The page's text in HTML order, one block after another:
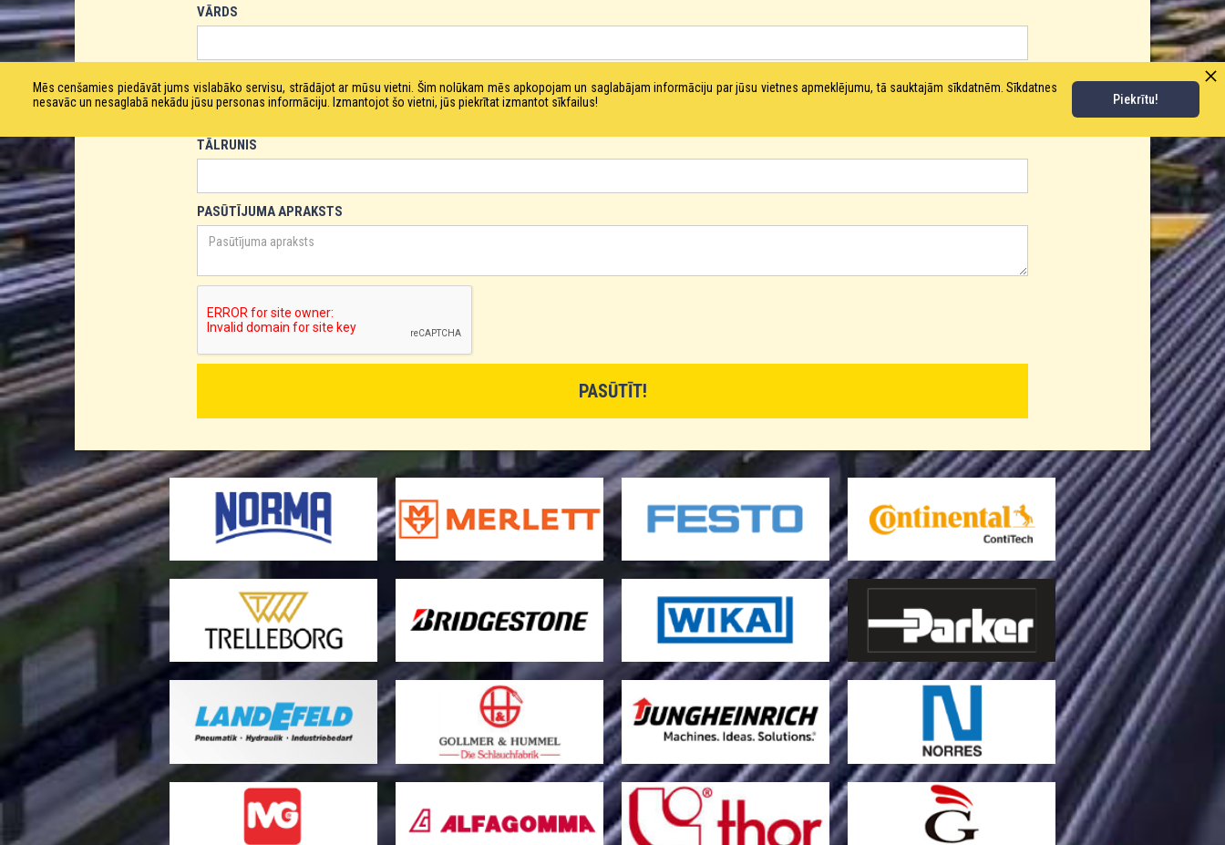
VĀRDS
E-PASTS
TĀLRUNIS
PASŪTĪJUMA APRAKSTS
Mēs cenšamies piedāvāt jums vislabāko servisu, strādājot ar mūsu vietni. Šim nolūkam mēs apkopojam un saglabājam informāciju par jūsu vietnes apmeklējumu, tā sauktajām sīkdatnēm. Sīkdatnes
nesavāc un nesaglabā nekādu jūsu personas informāciju. Izmantojot šo vietni, jūs piekrītat izmantot sīkfailus!
Piekrītu!